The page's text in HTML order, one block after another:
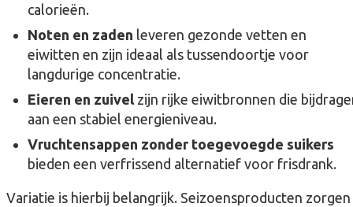
calorieën.
Noten en zaden leveren gezonde vetten en
eiwitten en zijn ideaal als tussendoortje voor
langdurige concentratie.
Eieren en zuivel zijn rijke eiwitbronnen die
aan een stabiel energieniveau.
Vruchtensappen zonder toegevoegde suikers
bieden een verfrissend alternatief voor frisdrank.
Variatie is hierbij belangrijk. Seizoensproducten zorgen